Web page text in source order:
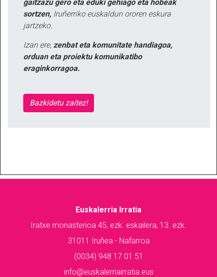
gaitzazu gero eta eduki gehiago eta hobeak
sortzen, Iruñerriko euskaldun ororen eskura
jartzeko.
Izan ere, zenbat eta komunitate handiagoa,
orduan eta proiektu komunikatibo
eraginkorragoa.
Bazkidetu zaitez!
Euskalerria Irratia
Iratxe monasterioa 45, ezk. eskailera, 13. ezk.
31011 Iruñea - Nafarroa
(0034) 948 17 01 51
info@euskalerriairratia.eus